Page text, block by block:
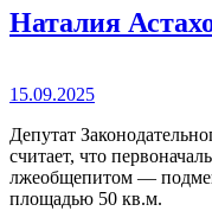
Наталия
15.09.2025
Депутат
считает, что
лжеобщепитом —
площадью 50 кв.м.